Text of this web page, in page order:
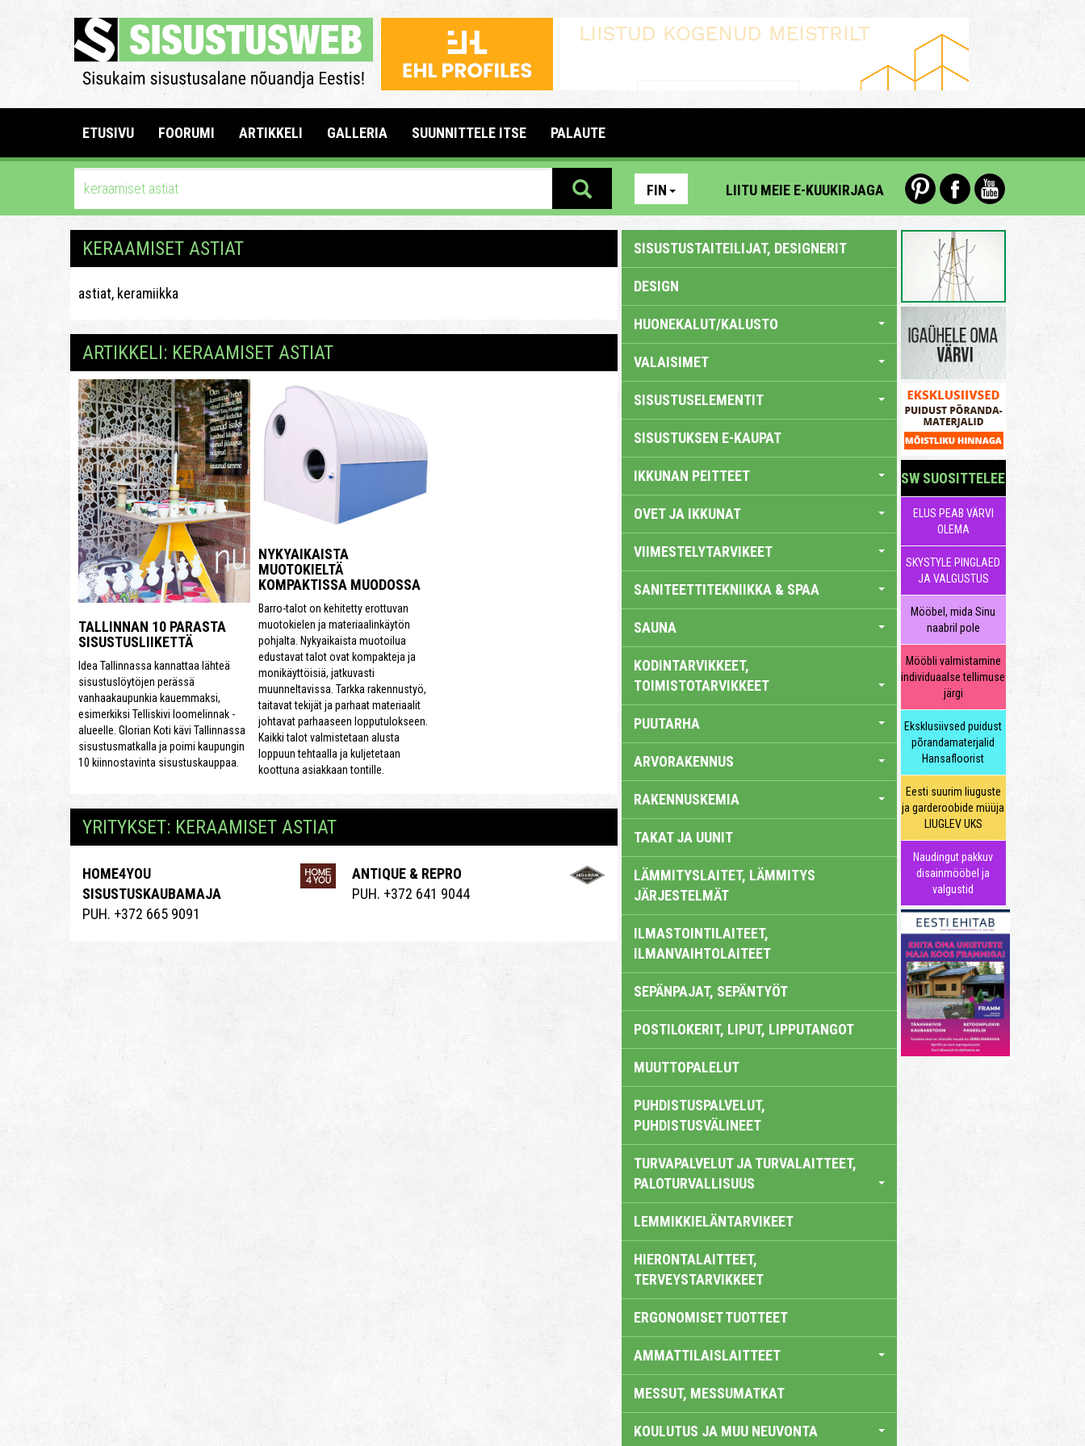
ETUSIVU FOORUMI ARTIKKELI GALLERIA SUUNNITTELE ITSE PALAUTE
FIN LIITU MEIE E-KUUKIRJAGA
KERAAMISET ASTIAT
astiat, keramiikka
ARTIKKELI: KERAAMISET ASTIAT
TALLINNAN 10 PARASTA
SISUSTUSLIIKETTÄ
Idea Tallinnassa kannattaa lähteä
sisustuslöytöjen perässä
vanhaakaupunkia kauemmaksi,
esimerkiksi Telliskivi loomelinnak -
alueelle. Glorian Koti kävi Tallinnassa
sisustusmatkalla ja poimi kaupungin
10 kiinnostavinta sisustuskauppaa.
NYKYAIKAISTA
MUOTOKIELTÄ
KOMPAKTISSA MUODOSSA
Barro-talot on kehitetty erottuvan
muotokielen ja materiaalinkäytön
pohjalta. Nykyaikaista muotoilua
edustavat talot ovat kompakteja ja
monikäyttöisiä, jatkuvasti
muunneltavissa. Tarkka rakennustyö,
taitavat tekijät ja parhaat materiaalit
johtavat parhaaseen lopputulokseen.
Kaikki talot valmistetaan alusta
loppuun tehtaalla ja kuljetetaan
koottuna asiakkaan tontille.
YRITYKSET: KERAAMISET ASTIAT
HOME4YOU
SISUSTUSKAUBAMAJA
PUH. +372 665 9091
ANTIQUE & REPRO
PUH. +372 641 9044
SISUSTUSTAITEILIJAT, DESIGNERIT
DESIGN
HUONEKALUT/KALUSTO
VALAISIMET
SISUSTUSELEMENTIT
SISUSTUKSEN E-KAUPAT
IKKUNAN PEITTEET
OVET JA IKKUNAT
VIIMESTELYTARVIKEET
SANITEETTITEKNIIKKA & SPAA
SAUNA
KODINTARVIKKEET,
TOIMISTOTARVIKKEET
PUUTARHA
ARVORAKENNUS
RAKENNUSKEMIA
TAKAT JA UUNIT
LÄMMITYSLAITET, LÄMMITYS
JÄRJESTELMÄT
ILMASTOINTILAITEET,
ILMANVAIHTOLAITEET
SEPÄNPAJAT, SEPÄNTYÖT
POSTILOKERIT, LIPUT, LIPPUTANGOT
MUUTTOPALELUT
PUHDISTUSPALVELUT,
PUHDISTUSVÄLINEET
TURVAPALVELUT JA TURVALAITTEET,
PALOTURVALLISUUS
LEMMIKKIELÄNTARVIKEET
HIERONTALAITTEET,
TERVEYSTARVIKKEET
ERGONOMISET TUOTTEET
AMMATTILAISLAITTEET
MESSUT, MESSUMATKAT
KOULUTUS JA MUU NEUVONTA
SW SUOSITTELEE
ELUS PEAB VÄRVI
OLEMA
SKYSTYLE PINGLAED
JA VALGUSTUS
Mööbel, mida Sinu
naabril pole
Mööbli valmistamine
individuaalse tellimuse
järgi
Eksklusiivsed puidust
põrandamaterjalid
Hansafloorist
Eesti suurim liuguste
ja garderoobide müüja
LIUGLEV UKS
Naudingut pakkuv
disainmööbel ja
valgustid